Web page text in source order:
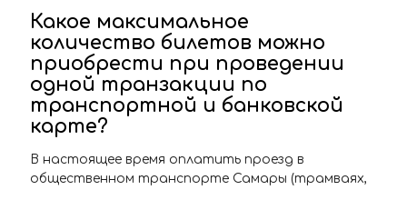
Какое максимальное
количество билетов можно
приобрести при проведении
одной транзакции по
транспортной и банковской
карте?
В настоящее время оплатить проезд в
общественном транспорте Самары (трамваях,